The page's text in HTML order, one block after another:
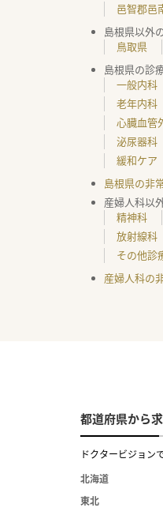
邑智郡邑
島根県以外
鳥取県
島根県の診
一般内科
老年内科
心臓血管
泌尿器科
緩和ケア
島根県の非
産婦人科以
精神科
放射線科
その他診
産婦人科の
都道府県から
ドクタービジョン
北海道
東北